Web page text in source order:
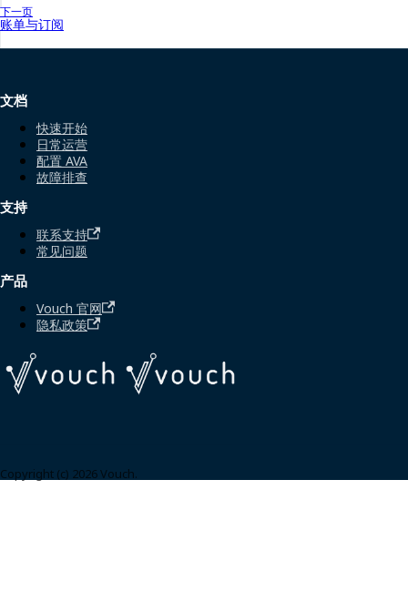
下一页
账单与订阅
文档
快速开始
日常运营
配置 AVA
故障排查
支持
联系支持
常见问题
产品
Vouch 官网
隐私政策
Copyright (c) 2026 Vouch.